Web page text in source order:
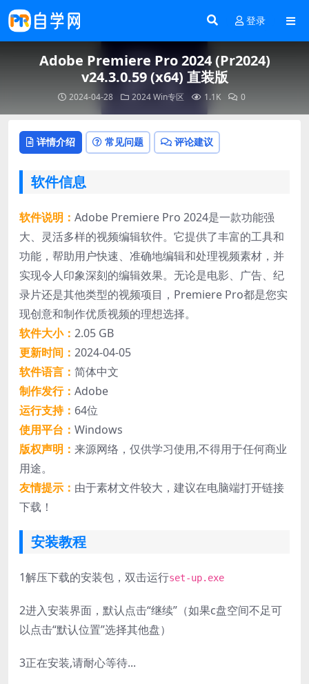
登录
Adobe Premiere Pro 2024 (Pr2024)
v24.3.0.59 (x64) 直装版
2024-04-28 2024Win专区 1.1K 0
详情介绍 常见问题 评论建议
软件信息
软件说明： Adobe Premiere Pro 2024是一款功能强
大、灵活多样的视频编辑软件。它提供了丰富的工具和
功能，帮助用户快速、准确地编辑和处理视频素材，并
实现令人印象深刻的编辑效果。无论是电影、广告、纪
录片还是其他类型的视频项目，Premiere Pro都是您实
现创意和制作优质视频的理想选择。
软件大小： 2.05 GB
更新时间： 2024-04-05
软件语言： 简体中文
制作发行： Adobe
运行支持： 64位
使用平台： Windows
版权声明： 来源网络，仅供学习使用,不得用于任何商业
用途。
友情提示： 由于素材文件较大，建议在电脑端打开链接
下载！
安装教程
1解压下载的安装包，双击运行set-up.exe
2进入安装界面，默认点击“继续”（如果c盘空间不足可
以点击“默认位置”选择其他盘）
3正在安装,请耐心等待...